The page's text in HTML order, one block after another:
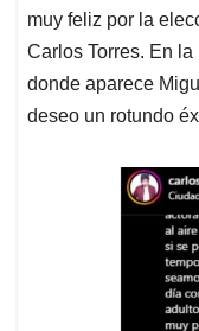
muy feliz por la
Carlos Torres. En
donde aparece
deseo un rotundo